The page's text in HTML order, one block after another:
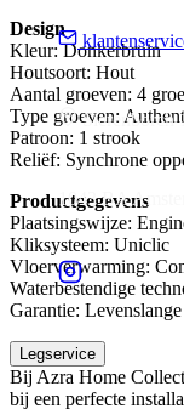
Sierenborch
1043 BA
Design
Kleur: Donkerbruin
Houtsoort: Hout
Aantal groeven: 4
Type groeven:
Patroon: 1 strook
Reliëf: Synchrone
Productgegevens
Plaatsingswijze:
Kliksysteem: Uniclic
Vloerverwarming:
Waterbestendige
Garantie:
Legservice
Bij Azra Home
bij een perfecte